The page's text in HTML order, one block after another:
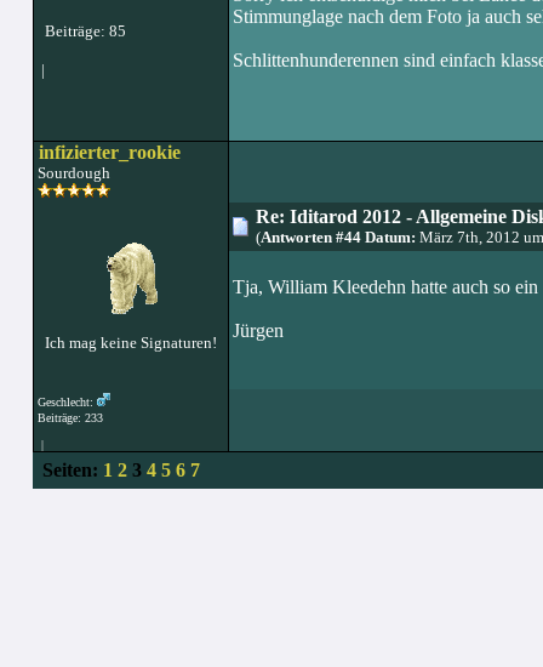
Beiträge: 85
|
Stimmunglage nach dem Foto ja auch
Schlittenhunderennen sind einfach
infizierter_rookie
Sourdough
Ich mag keine Signaturen!
Geschlecht:
Beiträge: 233
|
Re: Iditarod 2012 - Allgemeine
(Antworten #44 Datum: März 7th, 2012
Tja, William Kleedehn hatte auch so
Jürgen
Seiten: 1 23 4 5 6 7